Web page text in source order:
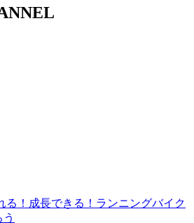
る！成長できる！ランニングバイク